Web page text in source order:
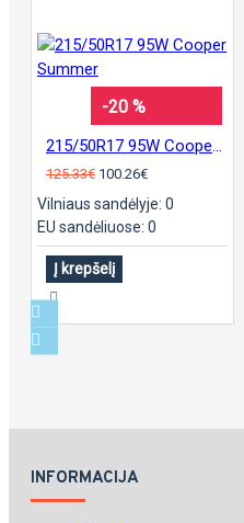
-20 %
125.33€ 100.26€
Vilniaus sandėlyje: 0
EU sandėliuose: 0
Į krepšelį
INFORMACIJA